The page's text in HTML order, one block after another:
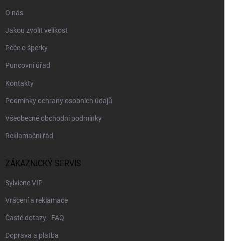
O nás
Jakou zvolit velikost
Péče o šperky
Puncovní úřad
Kontakty
Podmínky ochrany osobních údajů
Všeobecné obchodní podmínky
Reklamační řád
ZÁKAZNICKÝ SERVIS
Sylviene VIP
Vrácení a reklamace
Časté dotazy - FAQ
Doprava a platba